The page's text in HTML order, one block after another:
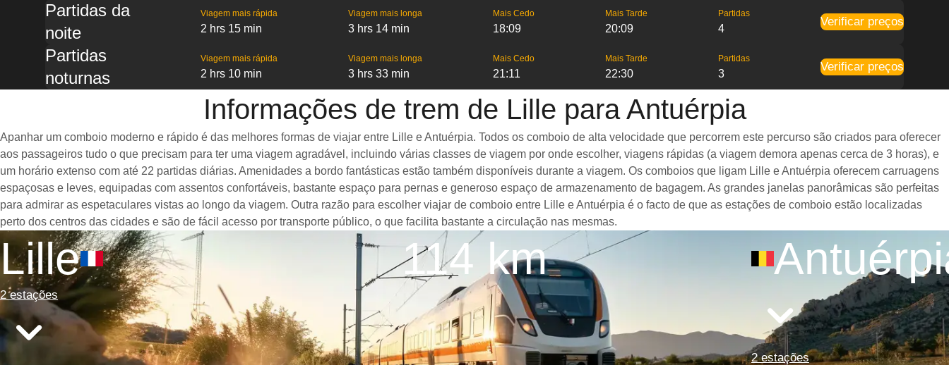
Partidas da
noite
Viagem mais rápida
2 hrs 15 min
Viagem mais longa
3 hrs 14 min
Mais Cedo
18:09
Mais Tarde
20:09
Partidas
4
Verificar preços
Partidas
noturnas
Viagem mais rápida
2 hrs 10 min
Viagem mais longa
3 hrs 33 min
Mais Cedo
21:11
Mais Tarde
22:30
Partidas
3
Verificar preços
Informações de trem de Lille para Antuérpia
Apanhar um comboio moderno e rápido é das melhores formas de viajar entre Lille e Antuérpia. Todos os comboio de alta velocidade que percorrem este percurso são criados para oferecer
aos passageiros tudo o que precisam para ter uma viagem agradável, incluindo várias classes de viagem por onde escolher, viagens rápidas (a viagem demora apenas cerca de 3 horas), e
um horário extenso com até 22 partidas diárias. Amenidades a bordo fantásticas estão também disponíveis durante a viagem. Os comboios que ligam Lille e Antuérpia oferecem carruagens
espaçosas e leves, equipadas com assentos confortáveis, bastante espaço para pernas e generoso espaço de armazenamento de bagagem. As grandes janelas panorâmicas são perfeitas
para admirar as espetaculares vistas ao longo da viagem. Outra razão para escolher viajar de comboio entre Lille e Antuérpia é o facto de que as estações de comboio estão localizadas
perto dos centros das cidades e são de fácil acesso por transporte público, o que facilita bastante a circulação nas mesmas.
Lille
2 estações
114 km
2 estações